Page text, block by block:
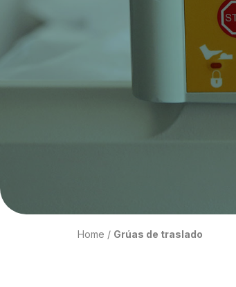
Home / Grúas de traslado